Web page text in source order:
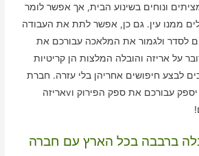
ונוחים בשינוע הבית, אך אפשר לומר
ממנו עין. גם כן, אפשר לתת את העבודה
לסדר ולגמור את המלאכה עבורכם את
על אריזה והובלה המלצות הן קריטיות
לבצע חיפושים אחריהן בלי עזרה. חברת
"אריזה והובלה ברבבה" יספק עבורכם את ספק הפירוק וvאריזה
ברבבה בכל הארץ עם חברה